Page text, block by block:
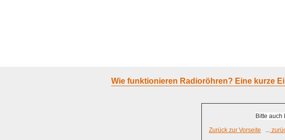
Wie funktionieren Radioröhren? Eine kurze
Bitte auch
Zurück zur Vorseite ...